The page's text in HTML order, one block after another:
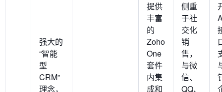
强大的
“智能
型
CRM”
理念，
提供
丰富
的
Zoho
One
套件
内集
成和
侧重
于社
交化
销
售，
与微
信、
QQ、